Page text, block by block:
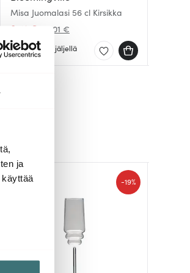
ja
Misa Juomalasi 56 cl Kirsikka
8.41 € 14.01 €
Muutama jäljellä
-19%